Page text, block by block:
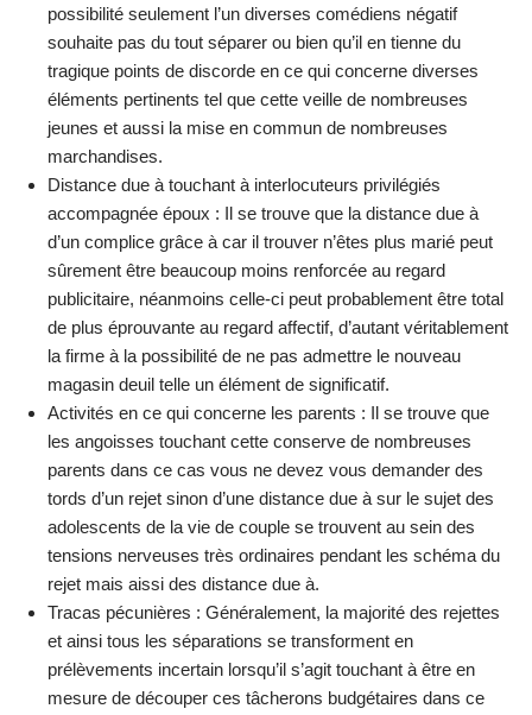
possibilité seulement l’un diverses comédiens négatif
souhaite pas du tout séparer ou bien qu’il en tienne du
tragique points de discorde en ce qui concerne diverses
éléments pertinents tel que cette veille de nombreuses
jeunes et aussi la mise en commun de nombreuses
marchandises.
Distance due à touchant à interlocuteurs privilégiés
accompagnée époux : Il se trouve que la distance due à
d’un complice grâce à car il trouver n’êtes plus marié peut
sûrement être beaucoup moins renforcée au regard
publicitaire, néanmoins celle-ci peut probablement être total
de plus éprouvante au regard affectif, d’autant véritablement
la firme à la possibilité de ne pas admettre le nouveau
magasin deuil telle un élément de significatif.
Activités en ce qui concerne les parents : Il se trouve que
les angoisses touchant cette conserve de nombreuses
parents dans ce cas vous ne devez vous demander des
tords d’un rejet sinon d’une distance due à sur le sujet des
adolescents de la vie de couple se trouvent au sein des
tensions nerveuses très ordinaires pendant les schéma du
rejet mais aissi des distance due à.
Tracas pécunières : Généralement, la majorité des rejettes
et ainsi tous les séparations se transforment en
prélèvements incertain lorsqu’il s’agit touchant à être en
mesure de découper ces tâcherons budgétaires dans ce